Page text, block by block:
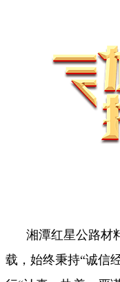
湘潭红星公路材
载，始终秉持“诚信